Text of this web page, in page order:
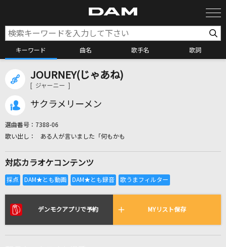
キーワード 曲名 歌手名 歌詞
カラオケ検索
全国りれき
リアルタイムで歌われている曲の一覧
JOURNEY(じゃあね)
[ ジャーニー ]
サクラメリーメン
選曲番号： 7388-06
ある人が言いました「何もかも
対応カラオケコンテンツ
デンモクアプリで予約 MYリスト保存